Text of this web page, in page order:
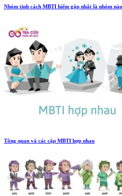
Nhóm tính cách MBTI hiếm gặp nhất là nhóm
Tổng quan và các cặp MBTI hợp nhau